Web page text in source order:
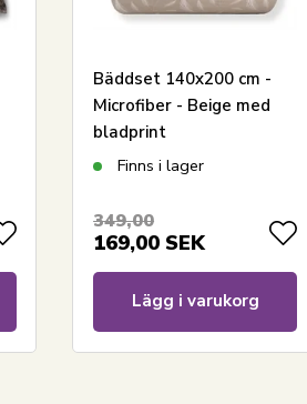
Bäddset 140x200 cm -
Microfiber - Beige med
bladprint
Finns i lager
349,00
169,00 SEK
Lägg i varukorg